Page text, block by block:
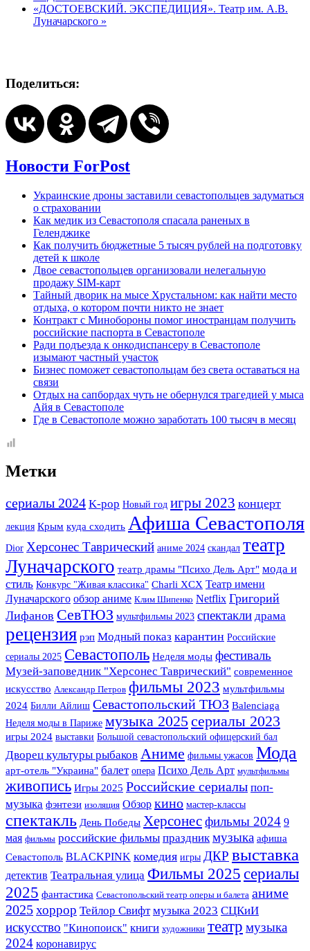
«ДОСТОЕВСКИЙ. ЭКСПЕДИЦИЯ». Театр им. А.В.
Луначарского »
Поделиться:
Новости ForPost
Украинские дроны заставили севастопольцев задуматься
о страховании
Как медик из Севастополя спасала раненых в
Геленджике
Как получить бюджетные 5 тысяч рублей на подготовку
детей к школе
Двое севастопольцев организовали нелегальную
продажу SIM-карт
Тайный дворик на мысе Хрустальном: как найти место
отдыха, о котором почти никто не знает
Контракт с Минобороны помог иностранцам получить
российские паспорта в Севастополе
Ради подъезда к онкодиспансеру в Севастополе
изымают частный участок
Бизнес поможет севастопольцам без света оставаться на
связи
Отдых на сапбордах чуть не обернулся трагедией у мыса
Айя в Севастополе
Где в Севастополе можно заработать 100 тысяч в месяц
Метки
сериалы 2024 K-pop Новый год игры 2023 концерт
лекция Крым куда сходить Афиша Севастополя
Dior Херсонес Таврический аниме 2024 скандал театр
Луначарского театр драмы "Психо Дель Арт" мода и
стиль Конкурс "Живая классика" Charli XCX Театр имени
Луначарского обзор аниме Клим Шипенко Netflix Григорий
Лифанов СевТЮЗ мультфильмы 2023 спектакли драма
рецензия рэп Модный показ карантин Российские
сериалы 2025 Севастополь Неделя моды фестиваль
Музей-заповедник "Херсонес Таврический" современное
искусство Александр Петров фильмы 2023 мультфильмы
2024 Билли Айлиш Севастопольский ТЮЗ Balenciaga
Неделя моды в Париже музыка 2025сериалы 2023
игры 2024 выставки Большой севастопольский офицерский бал
Дворец культуры рыбаков Аниме фильмы ужасов Мода
арт-отель "Украина" балет опера Психо Дель Арт мультфильмы
живопись Игры 2025 Российские сериалы поп-
музыка фэнтези изоляция Обзор кино мастер-классы
спектакль День Победы Херсонесфильмы 2024 9
мая фильмы российские фильмы праздник музыка афиша
Севастополь BLACKPINK комедия игры ДКР выставка
детектив Театральная улица Фильмы 2025сериалы
2025 фантастика Севастопольский театр оперы и балета аниме
2025хоррор Тейлор Свифт музыка 2023 СЦКиИ
искусство "Кинопоиск" книги художники театр музыка
2024 коронавирус